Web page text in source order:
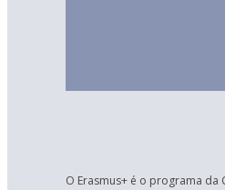
O Erasmus+ é o programa da